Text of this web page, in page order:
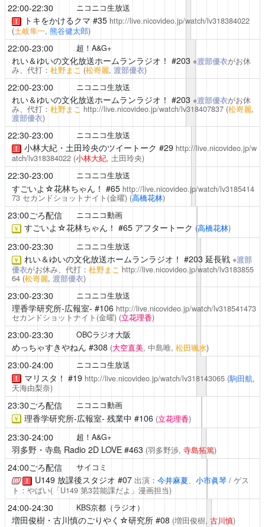
22:00-22:30 ニコニコ生放送
！ トキをかけるクマ #35 http://live.nicovideo.jp/watch/lv318384022
(土岐隼一, 熊谷健太郎)
22:00-23:00 超！A&G+
れい＆ゆいの文化放送ホームランラジオ！ #203 ※渡部優衣がお休
み、代打： 杜野まこ (松嵜麗, 渡部優衣)
22:00-23:00 ニコニコ生放送
れい＆ゆいの文化放送ホームランラジオ！ #203 ※渡部優衣がお休
み、代打： 杜野まこ http://live.nicovideo.jp/watch/lv318407837 (松嵜麗,
渡部優衣)
22:30-23:00 ニコニコ生放送
！ 小林大紀・土田玲央のツイートーク #29 http://live.nicovideo.jp/w
atch/lv318384022 (小林大紀, 土田玲央)
22:30-23:00 ニコニコ生放送
すごいよ☆花林ちゃん！ #65 http://live.nicovideo.jp/watch/lv3185414
73セカンドショットナイト(金曜) (高橋花林)
23:00ごろ配信 ニコニコ動画
￥ すごいよ☆花林ちゃん！ #65 アフタートーク (高橋花林)
23:00-23:30 ニコニコ生放送
￥ れい＆ゆいの文化放送ホームランラジオ！ #203 延長戦 ※渡部
優衣がお休み、代打： 杜野まこ http://live.nicovideo.jp/watch/lv3183855
64 (松嵜麗, 渡部優衣)
23:00-23:30 ニコニコ生放送
理香学研究所-広報室- #106 http://live.nicovideo.jp/watch/lv318541473
セカンドショットナイト(金曜) (立花理香)
23:00-23:30 OBCラジオ大阪
めっちゃすきやねん #308 (大空直美, 中島唯, 松田颯水)
23:00-24:00 ニコニコ生放送
！ マリスタ！ #19 http://live.nicovideo.jp/watch/lv318143065 (駒田航,
天海由梨奈)
23:30ごろ配信 ニコニコ動画
￥ 理香学研究所-広報室- 残業中 #106 (立花理香)
23:30-24:00 超！A&G+
羽多野・寺島 Radio 2D LOVE#463 (羽多野渉, 寺島拓篤)
24:00ごろ配信 サイコミ
！ U149 放課後スタジオ #07 出演： 今井麻夏、 小市眞琴/ ゲス
ト：やばい(「U149 第3芸能課だよ」漫画担当)
24:00-24:30 KBS京都（ラジオ）
増田俊樹・古川慎のごりやく☆研究所#08 (増田俊樹, 古川慎)